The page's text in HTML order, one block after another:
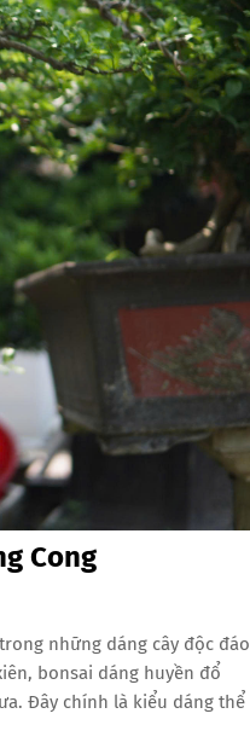
Cong
những dáng cây độc đáo
bonsai dáng huyền đổ
Đây chính là kiểu dáng thể